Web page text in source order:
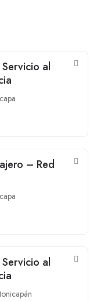
al
– Red
al